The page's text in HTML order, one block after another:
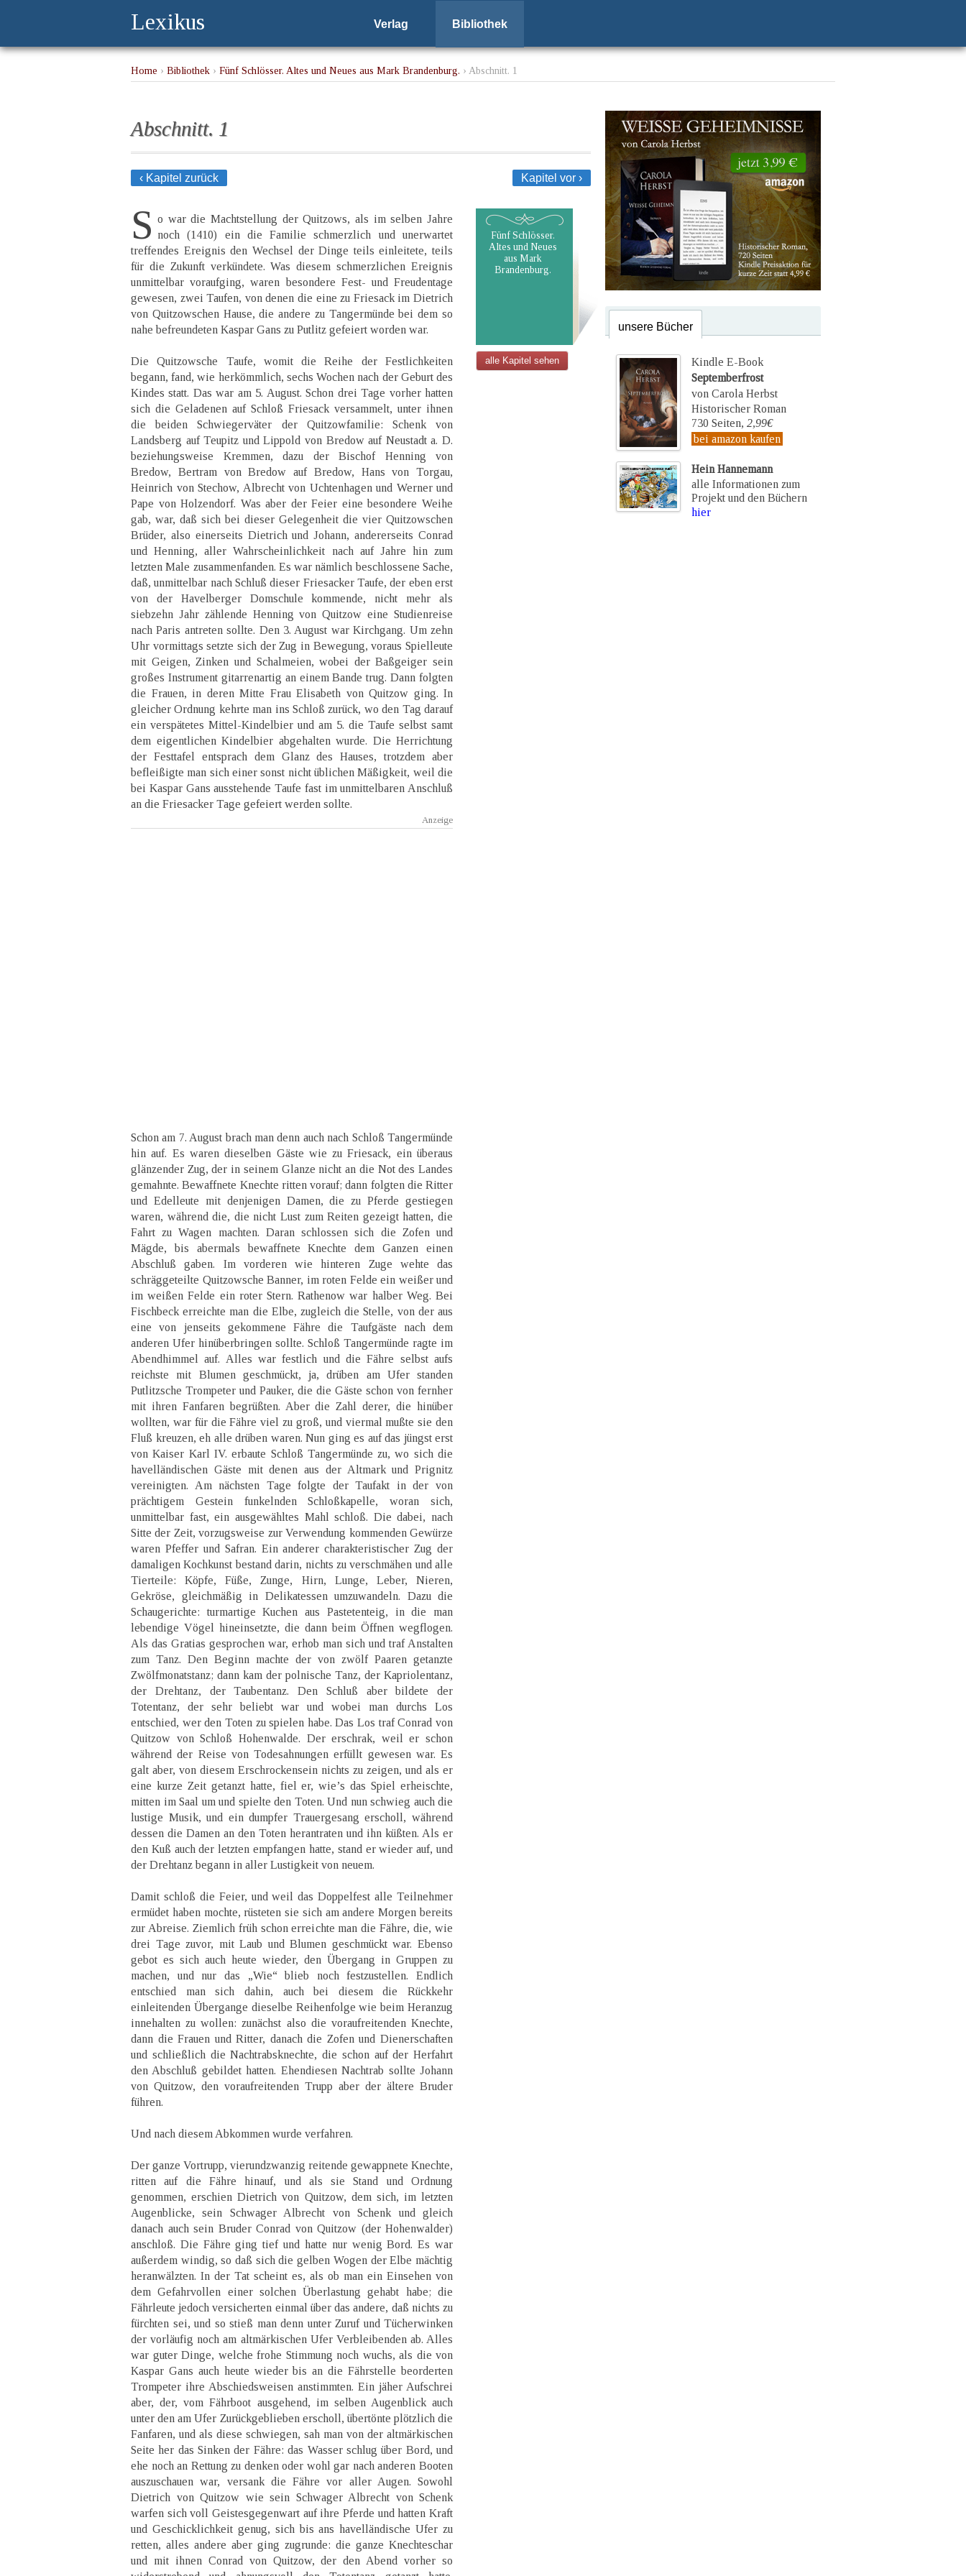
Lexikus Verlag Bibliothek
Home › Bibliothek › Fünf Schlösser. Altes und Neues aus Mark Brandenburg. › Abschnitt. 1
Abschnitt. 1
‹ Kapitel zurück Kapitel vor ›
S o war die Machtstellung der Quitzows, als im selben Jahre
noch (1410) ein die Familie schmerzlich und unerwartet
treffendes Ereignis den Wechsel der Dinge teils einleitete, teils
für die Zukunft verkündete. Was diesem schmerzlichen Ereignis
unmittelbar voraufging, waren besondere Fest- und Freudentage
gewesen, zwei Taufen, von denen die eine zu Friesack im Dietrich
von Quitzowschen Hause, die andere zu Tangermünde bei dem so
nahe befreundeten Kaspar Gans zu Putlitz gefeiert worden war.
Die Quitzowsche Taufe, womit die Reihe der Festlichkeiten
begann, fand, wie herkömmlich, sechs Wochen nach der Geburt des
Kindes statt. Das war am 5. August. Schon drei Tage vorher hatten
sich die Geladenen auf Schloß Friesack versammelt, unter ihnen
die beiden Schwiegerväter der Quitzowfamilie: Schenk von
Landsberg auf Teupitz und Lippold von Bredow auf Neustadt a. D.
beziehungsweise Kremmen, dazu der Bischof Henning von
Bredow, Bertram von Bredow auf Bredow, Hans von Torgau,
Heinrich von Stechow, Albrecht von Uchtenhagen und Werner und
Pape von Holzendorf. Was aber der Feier eine besondere Weihe
gab, war, daß sich bei dieser Gelegenheit die vier Quitzowschen
Brüder, also einerseits Dietrich und Johann, andererseits Conrad
und Henning, aller Wahrscheinlichkeit nach auf Jahre hin zum
letzten Male zusammenfanden. Es war nämlich beschlossene Sache,
daß, unmittelbar nach Schluß dieser Friesacker Taufe, der eben erst
von der Havelberger Domschule kommende, nicht mehr als
siebzehn Jahr zählende Henning von Quitzow eine Studienreise
nach Paris antreten sollte. Den 3. August war Kirchgang. Um zehn
Uhr vormittags setzte sich der Zug in Bewegung, voraus Spielleute
mit Geigen, Zinken und Schalmeien, wobei der Baßgeiger sein
großes Instrument gitarrenartig an einem Bande trug. Dann folgten
die Frauen, in deren Mitte Frau Elisabeth von Quitzow ging. In
gleicher Ordnung kehrte man ins Schloß zurück, wo den Tag darauf
ein verspätetes Mittel-Kindelbier und am 5. die Taufe selbst samt
dem eigentlichen Kindelbier abgehalten wurde. Die Herrichtung
der Festtafel entsprach dem Glanz des Hauses, trotzdem aber
befleißigte man sich einer sonst nicht üblichen Mäßigkeit, weil die
bei Kaspar Gans ausstehende Taufe fast im unmittelbaren Anschluß
an die Friesacker Tage gefeiert werden sollte.
Schon am 7. August brach man denn auch nach Schloß Tangermünde
hin auf. Es waren dieselben Gäste wie zu Friesack, ein überaus
glänzender Zug, der in seinem Glanze nicht an die Not des Landes
gemahnte. Bewaffnete Knechte ritten vorauf; dann folgten die Ritter
und Edelleute mit denjenigen Damen, die zu Pferde gestiegen
waren, während die, die nicht Lust zum Reiten gezeigt hatten, die
Fahrt zu Wagen machten. Daran schlossen sich die Zofen und
Mägde, bis abermals bewaffnete Knechte dem Ganzen einen
Abschluß gaben. Im vorderen wie hinteren Zuge wehte das
schräggeteilte Quitzowsche Banner, im roten Felde ein weißer und
im weißen Felde ein roter Stern. Rathenow war halber Weg. Bei
Fischbeck erreichte man die Elbe, zugleich die Stelle, von der aus
eine von jenseits gekommene Fähre die Taufgäste nach dem
anderen Ufer hinüberbringen sollte. Schloß Tangermünde ragte im
Abendhimmel auf. Alles war festlich und die Fähre selbst aufs
reichste mit Blumen geschmückt, ja, drüben am Ufer standen
Putlitzsche Trompeter und Pauker, die die Gäste schon von fernher
mit ihren Fanfaren begrüßten. Aber die Zahl derer, die hinüber
wollten, war für die Fähre viel zu groß, und viermal mußte sie den
Fluß kreuzen, eh alle drüben waren. Nun ging es auf das jüngst erst
von Kaiser Karl IV. erbaute Schloß Tangermünde zu, wo sich die
havelländischen Gäste mit denen aus der Altmark und Prignitz
vereinigten. Am nächsten Tage folgte der Taufakt in der von
prächtigem Gestein funkelnden Schloßkapelle, woran sich,
unmittelbar fast, ein ausgewähltes Mahl schloß. Die dabei, nach
Sitte der Zeit, vorzugsweise zur Verwendung kommenden Gewürze
waren Pfeffer und Safran. Ein anderer charakteristischer Zug der
damaligen Kochkunst bestand darin, nichts zu verschmähen und alle
Tierteile: Köpfe, Füße, Zunge, Hirn, Lunge, Leber, Nieren,
Gekröse, gleichmäßig in Delikatessen umzuwandeln. Dazu die
Schaugerichte: turmartige Kuchen aus Pastetenteig, in die man
lebendige Vögel hineinsetzte, die dann beim Öffnen wegflogen.
Als das Gratias gesprochen war, erhob man sich und traf Anstalten
zum Tanz. Den Beginn machte der von zwölf Paaren getanzte
Zwölfmonatstanz; dann kam der polnische Tanz, der Kapriolentanz,
der Drehtanz, der Taubentanz. Den Schluß aber bildete der
Totentanz, der sehr beliebt war und wobei man durchs Los
entschied, wer den Toten zu spielen habe. Das Los traf Conrad von
Quitzow von Schloß Hohenwalde. Der erschrak, weil er schon
während der Reise von Todesahnungen erfüllt gewesen war. Es
galt aber, von diesem Erschrockensein nichts zu zeigen, und als er
eine kurze Zeit getanzt hatte, fiel er, wie’s das Spiel erheischte,
mitten im Saal um und spielte den Toten. Und nun schwieg auch die
lustige Musik, und ein dumpfer Trauergesang erscholl, während
dessen die Damen an den Toten herantraten und ihn küßten. Als er
den Kuß auch der letzten empfangen hatte, stand er wieder auf, und
der Drehtanz begann in aller Lustigkeit von neuem.
Damit schloß die Feier, und weil das Doppelfest alle Teilnehmer
ermüdet haben mochte, rüsteten sie sich am andere Morgen bereits
zur Abreise. Ziemlich früh schon erreichte man die Fähre, die, wie
drei Tage zuvor, mit Laub und Blumen geschmückt war. Ebenso
gebot es sich auch heute wieder, den Übergang in Gruppen zu
machen, und nur das „Wie“ blieb noch festzustellen. Endlich
entschied man sich dahin, auch bei diesem die Rückkehr
einleitenden Übergange dieselbe Reihenfolge wie beim Heranzug
innehalten zu wollen: zunächst also die voraufreitenden Knechte,
dann die Frauen und Ritter, danach die Zofen und Dienerschaften
und schließlich die Nachtrabsknechte, die schon auf der Herfahrt
den Abschluß gebildet hatten. Ehendiesen Nachtrab sollte Johann
von Quitzow, den voraufreitenden Trupp aber der ältere Bruder
führen.
Und nach diesem Abkommen wurde verfahren.
Der ganze Vortrupp, vierundzwanzig reitende gewappnete Knechte,
ritten auf die Fähre hinauf, und als sie Stand und Ordnung
genommen, erschien Dietrich von Quitzow, dem sich, im letzten
Augenblicke, sein Schwager Albrecht von Schenk und gleich
danach auch sein Bruder Conrad von Quitzow (der Hohenwalder)
anschloß. Die Fähre ging tief und hatte nur wenig Bord. Es war
außerdem windig, so daß sich die gelben Wogen der Elbe mächtig
heranwälzten. In der Tat scheint es, als ob man ein Einsehen von
dem Gefahrvollen einer solchen Überlastung gehabt habe; die
Fährleute jedoch versicherten einmal über das andere, daß nichts zu
fürchten sei, und so stieß man denn unter Zuruf und Tücherwinken
der vorläufig noch am altmärkischen Ufer Verbleibenden ab. Alles
war guter Dinge, welche frohe Stimmung noch wuchs, als die von
Kaspar Gans auch heute wieder bis an die Fährstelle beorderten
Trompeter ihre Abschiedsweisen anstimmten. Ein jäher Aufschrei
aber, der, vom Fährboot ausgehend, im selben Augenblick auch
unter den am Ufer Zurückgeblieben erscholl, übertönte plötzlich die
Fanfaren, und als diese schwiegen, sah man von der altmärkischen
Seite her das Sinken der Fähre: das Wasser schlug über Bord, und
ehe noch an Rettung zu denken oder wohl gar nach anderen Booten
auszuschauen war, versank die Fähre vor aller Augen. Sowohl
Dietrich von Quitzow wie sein Schwager Albrecht von Schenk
warfen sich voll Geistesgegenwart auf ihre Pferde und hatten Kraft
und Geschicklichkeit genug, sich bis ans havelländische Ufer zu
retten, alles andere aber ging zugrunde: die ganze Knechteschar
und mit ihnen Conrad von Quitzow, der den Abend vorher so
Fünf Schlösser.
Altes und Neues
aus Mark
Brandenburg.
alle Kapitel sehen
unsere Bücher
Kindle E-Book
Septemberfrost
von Carola Herbst
Historischer Roman
730 Seiten, 2,99€
bei amazon kaufen
Hein Hannemann
alle Informationen zum
Projekt und den Büchern
hier